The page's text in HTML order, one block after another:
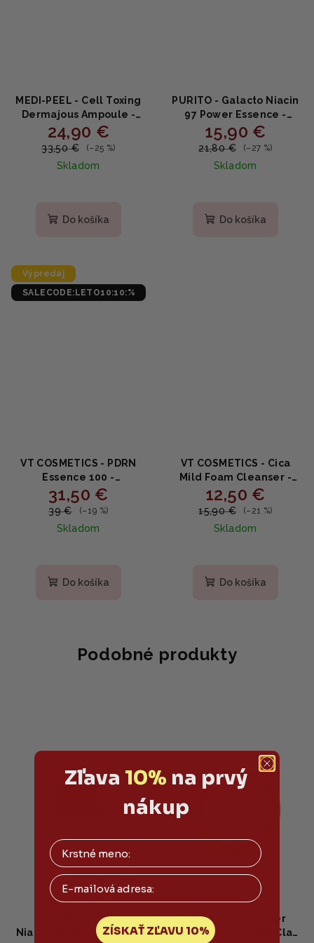
MEDI-PEEL - Cell Toxing
Dermajous Ampoule -
omladzujúca ampulka
100ml
24,90 €
33,50 € (–25 %)
Skladom
Do košíka
PURITO - Galacto Niacin
97 Power Essence -
esencia s Galactomyces
a Niacinamidom 5% 60ml
15,90 €
21,80 € (–27 %)
Skladom
Do košíka
Výpredaj
SALECODE:LETO10:10:%
VT COSMETICS - PDRN
Essence 100 -
Omladzujúce sérum s
31,50 €
39 € (–19 %)
Skladom
Do košíka
VT COSMETICS - Cica
Mild Foam Cleanser -
Jemná čistiaca pena s
pupočníkom ázijským
12,50 €
15,90 € (–21 %)
Skladom
Do košíka
Podobné produkty
COSRX - The
Niacinamide 15 Serum -
Some By Mi - Super
Matcha Pore Clean Clay
Zľava 10% na prvý
nákup
Email
ZÍSKAŤ ZĽAVU 10%